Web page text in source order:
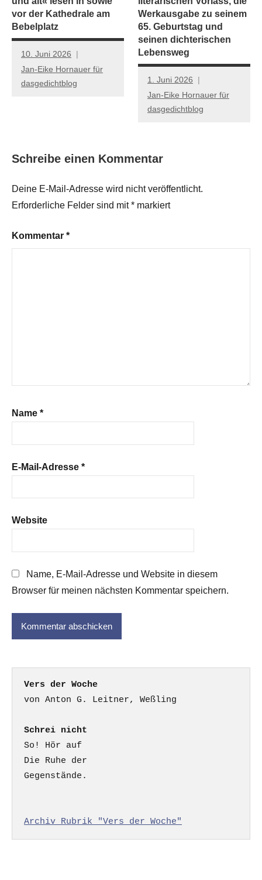
vor der Kathedrale am
Bebelplatz
10. Juni 2026
Jan-Eike Hornauer für
dasgedichtblog
Werkausgabe zu seinem
65. Geburtstag und
seinen dichterischen
Lebensweg
1. Juni 2026
Jan-Eike Hornauer für
dasgedichtblog
Schreibe einen Kommentar
Deine E-Mail-Adresse wird nicht veröffentlicht.
Erforderliche Felder sind mit* markiert
Kommentar *
Name *
E-Mail-Adresse *
Website
Name, E-Mail-Adresse und Website in diesem
Browser für meinen nächsten Kommentar speichern.
Vers der Woche
Schrei nicht
So! Hör auf
Die Ruhe der
Gegenstände.
Archiv Rubrik "Vers der Woche"